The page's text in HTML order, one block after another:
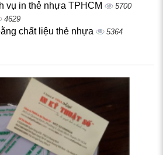
vụ in thẻ nhựa TPHCM 5700
4629
chất liệu thẻ nhựa 5364